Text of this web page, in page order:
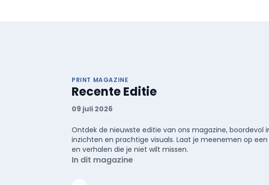
PRINT MAGAZINE
Recente Editie
09 juli 2026
Ontdek de nieuwste editie van ons magazine, boordevol
inzichten en prachtige visuals. Laat je meenemen op
en verhalen die je niet wilt missen.
In dit magazine